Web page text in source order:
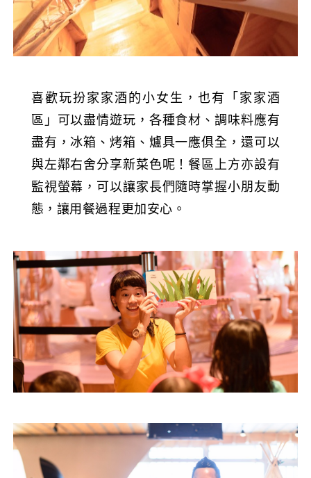
喜歡玩扮家家酒的小女生，也有「家家酒
區」可以盡情遊玩，各種食材、調味料應有
盡有，冰箱、烤箱、爐具一應俱全，還可以
與左鄰右舍分享新菜色呢！餐區上方亦設有
監視螢幕，可以讓家長們隨時掌握小朋友動
態，讓用餐過程更加安心。